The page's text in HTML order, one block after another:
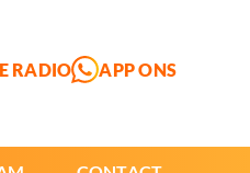
RADIO APP ONS